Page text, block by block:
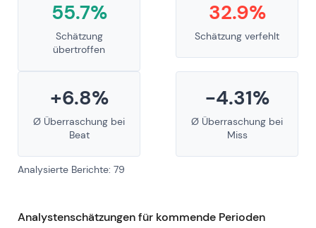
55.7%
Schätzung
übertroffen
32.9%
Schätzung verfehlt
+6.8%
Ø Überraschung bei
Beat
-4.31%
Ø Überraschung bei
Miss
Analysierte Berichte: 79
Analystenschätzungen für kommende Perioden